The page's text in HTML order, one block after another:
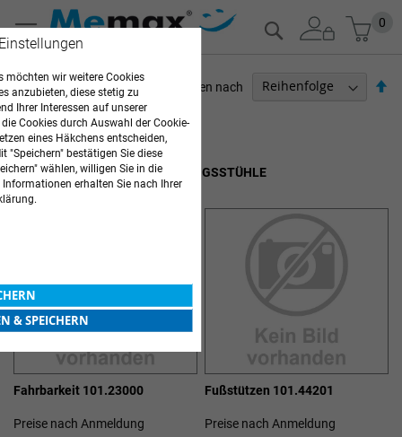
Zum
Inhalt
0
Suche
12Elemente
Sortieren nach
GYNÄKOLOGISCHE BEHANDLUNGSSTÜHLE
Fahrbarkeit 101.23000
Preise nach Anmeldung
Fußstützen 101.44201
Preise nach Anmeldung
ARZTBEDARF
möchten wir weitere Cookies
anzubieten, diese stetig zu
Ihrer Interessen auf unserer
Cookies durch Auswahl der Cookie-
eines Häkchens entscheiden,
"Speichern" bestätigen Sie diese
wählen, willigen Sie in die
erhalten Sie nach Ihrer
& SPEICHERN